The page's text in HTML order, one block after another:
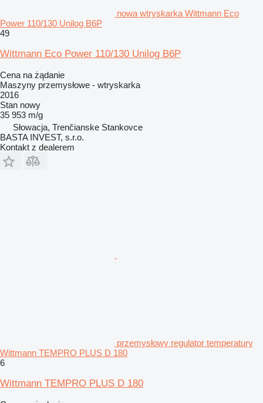
nowa wtryskarka Wittmann Eco
Power 110/130 Unilog B6P
49
Wittmann Eco Power 110/130 Unilog B6P
Cena na żądanie
Maszyny przemysłowe - wtryskarka
2016
Stan nowy
35 953 m/g
Słowacja, Trenčianske Stankovce
BASTA INVEST, s.r.o.
Kontakt z dealerem
przemysłowy regulator temperatury
Wittmann TEMPRO PLUS D 180
6
Wittmann TEMPRO PLUS D 180